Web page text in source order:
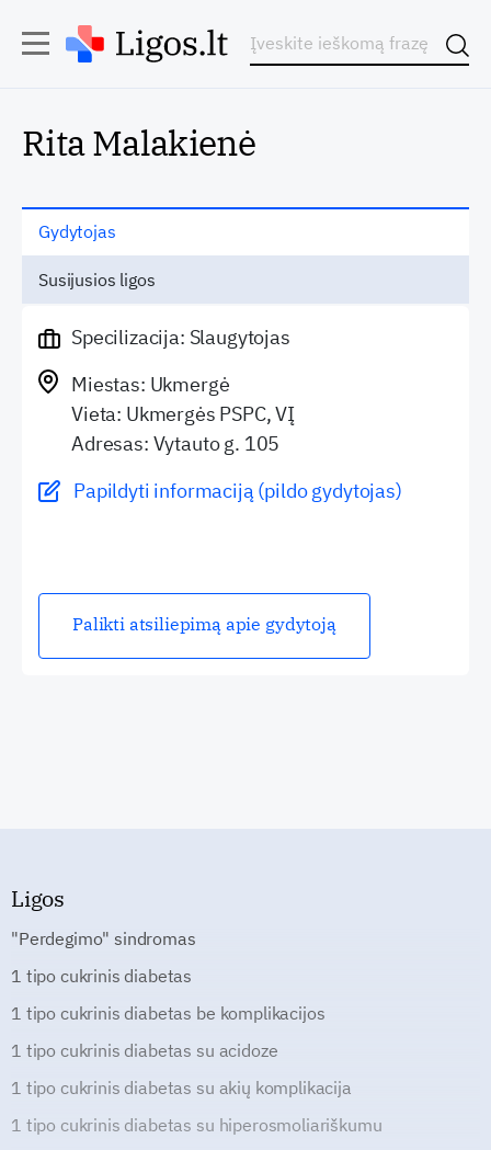
Rita Malakienė
Gydytojas
Susijusios ligos
Specilizacija: Slaugytojas
Miestas: Ukmergė
Vieta: Ukmergės PSPC, VĮ
Adresas: Vytauto g. 105
Papildyti informaciją (pildo gydytojas)
Palikti atsiliepimą apie gydytoją
Ligos
"Perdegimo" sindromas
1 tipo cukrinis diabetas
1 tipo cukrinis diabetas be komplikacijos
1 tipo cukrinis diabetas su acidoze
1 tipo cukrinis diabetas su akių komplikacija
1 tipo cukrinis diabetas su hiperosmoliariškumu